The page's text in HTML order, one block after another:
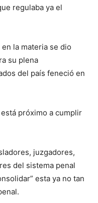
regulaba ya el
la materia se dio
su plena
del país feneció en
próximo a cumplir
juzgadores,
del sistema penal
esta ya no tan